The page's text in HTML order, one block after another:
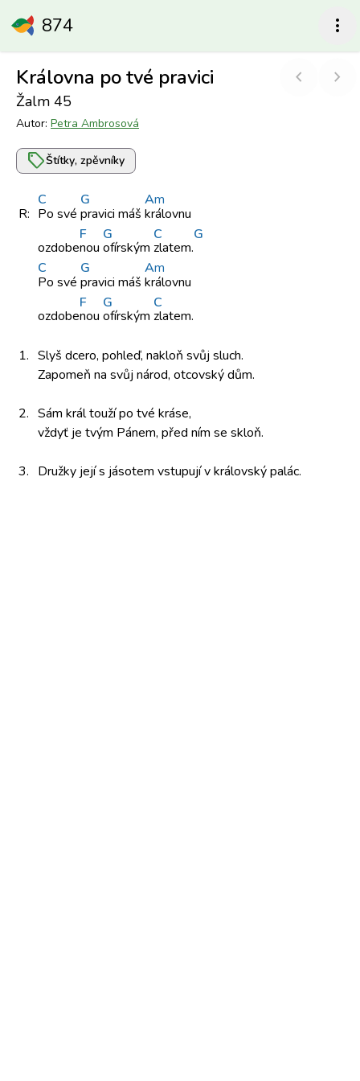
874 more_vert
Královna po tvé pravici chevron_left chevron_right
Žalm 45
Autor: Petra Ambrosová
sellŠtítky, zpěvníky
R:
C
Po své
G
pravici máš
Am
královnu
ozdobe
F
nou
G
ofírským
C
zlatem.
G
C
Po své
G
pravici máš
Am
královnu
ozdobe
F
nou
G
ofírským
C
zlatem.
1. Slyš dcero, pohleď, nakloň svůj sluch.
Zapomeň na svůj národ, otcovský dům.
2. Sám králtouží po tvé kráse,
vždyť je tvým Pánem, před ním se skloň.
3. Družky jejís jásotem vstupují vkrálovský palác.